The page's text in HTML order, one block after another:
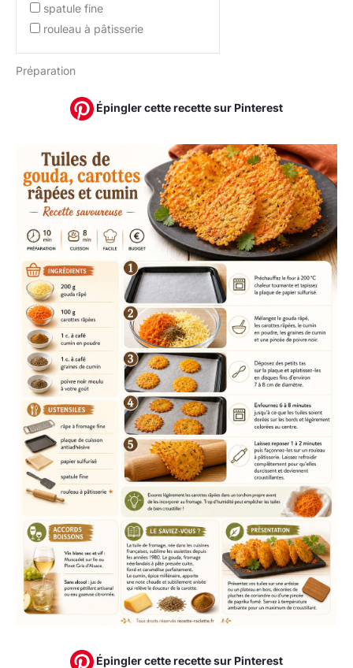
spatule fine
rouleau à pâtisserie
Préparation
Épingler cette recette sur Pinterest
Épingler cette recette sur Pinterest